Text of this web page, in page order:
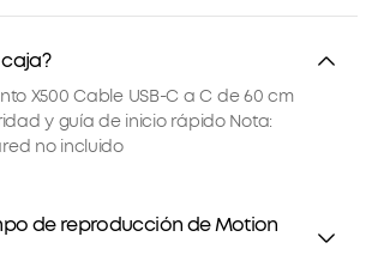
X500 Cable USB-C a C de 60 cm
y guía de inicio rápido Nota:
no incluido
de reproducción de Motion